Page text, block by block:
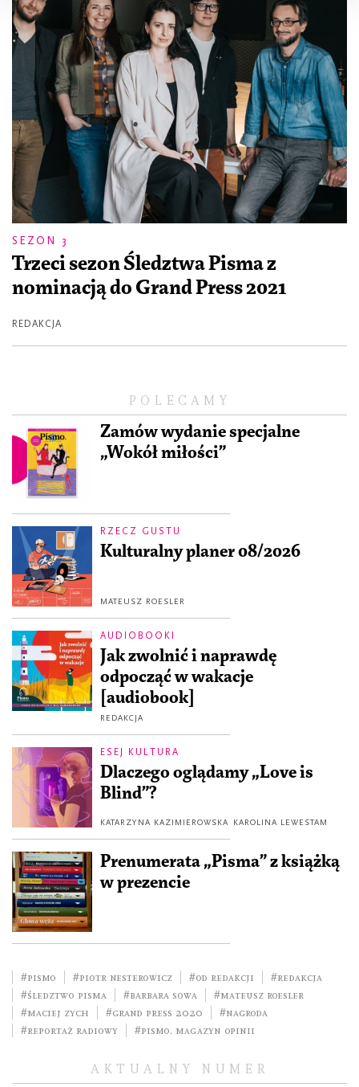
POLECAMY
Zamów wydanie specjalne
„Wokół miłości”
RZECZ GUSTU
Kulturalny planer 08/2026
MATEUSZ ROESLER
AUDIOBOOKI
Jak zwolnić i naprawdę
odpocząć w wakacje
[audiobook]
REDAKCJA
ESEJ KULTURA
Dlaczego oglądamy „Love is
Blind”?
KATARZYNA KAZIMIEROWSKA KAROLINA LEWESTAM
Prenumerata „Pisma” z książką
w prezencie
#Pismo #Piotr Nesterowicz #Od redakcji
#redakcja
#śledztwo pisma
#Barbara Sowa
#Mateusz Roesler
#Maciej Zych
#Grand Press 2020
#Nagroda
#Reportaż Radiowy
#Pismo. Magazyn Opinii
AKTUALNY NUMER
SEZON 3
Trzeci sezon Śledztwa Pisma z
nominacją do Grand Press 2021
REDAKCJA